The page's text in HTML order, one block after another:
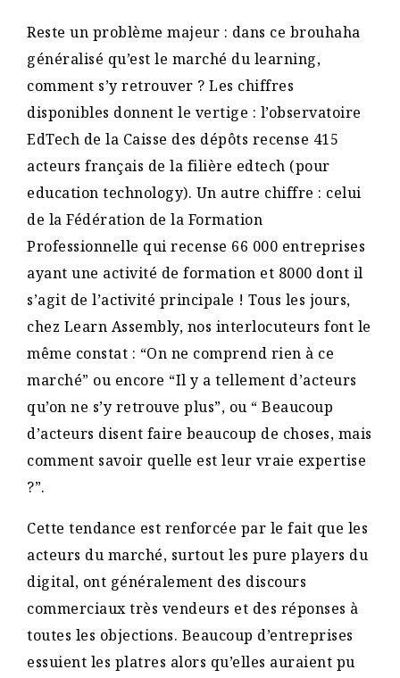
Reste un problème majeur : dans ce brouhaha
généralisé qu’est le marché du learning,
comment s’y retrouver ? Les chiffres
disponibles donnent le vertige : l’observatoire
EdTech de la Caisse des dépôts recense 415
acteurs français de la filière edtech (pour
education technology). Un autre chiffre : celui
de la Fédération de la Formation
Professionnelle qui recense 66 000 entreprises
ayant une activité de formation et 8000 dont il
s’agit de l’activité principale ! Tous les jours,
chez Learn Assembly, nos interlocuteurs font le
même constat : “On ne comprend rien à ce
marché” ou encore “Il y a tellement d’acteurs
qu’on ne s’y retrouve plus”, ou “ Beaucoup
d’acteurs disent faire beaucoup de choses, mais
comment savoir quelle est leur vraie expertise
?”.
Cette tendance est renforcée par le fait que les
acteurs du marché, surtout les pure players du
digital, ont généralement des discours
commerciaux très vendeurs et des réponses à
toutes les objections. Beaucoup d’entreprises
essuient les platres alors qu’elles auraient pu